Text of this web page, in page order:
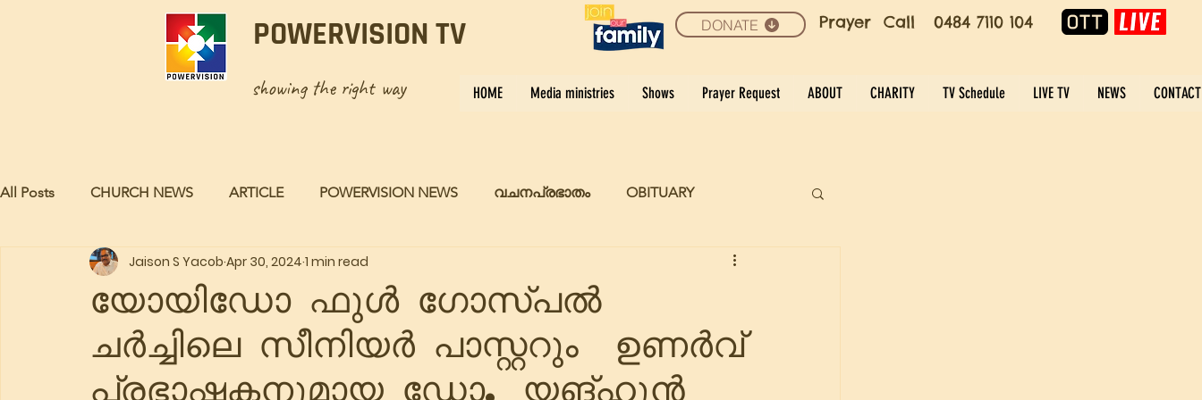
POWERVISION TV
showing the right way
DONATE Prayer Call 0484 7110 104
HOME Media ministries Shows Prayer Request ABOUT CHARITY TV Schedule LIVE TV NEWS CONTACT
All Posts CHURCH NEWS ARTICLE POWERVISION NEWS വചനപ്രഭാതം OBITUARY
യോയിഡോ ഫുൾ ഗോസ്പൽ
ചർച്ചിലെ സീനിയർ പാസ്റ്ററും ഉണർവ്
പ്രഭാഷകനുമായ ഡോ. യങ്ഹൂൻ
Jaison S Yacob Apr 30, 2024 1 min read